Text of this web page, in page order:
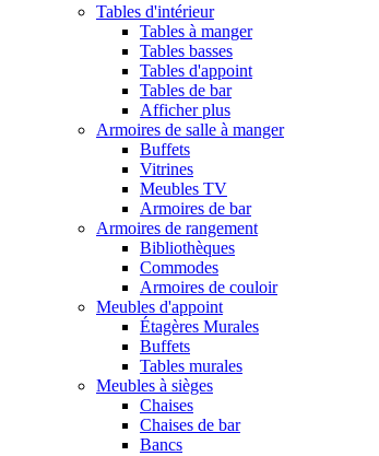
Tables d'intérieur
Tables à manger
Tables basses
Tables d'appoint
Tables de bar
Afficher plus
Armoires de salle à manger
Buffets
Vitrines
Meubles TV
Armoires de bar
Armoires de rangement
Bibliothèques
Commodes
Armoires de couloir
Meubles d'appoint
Étagères Murales
Buffets
Tables murales
Meubles à sièges
Chaises
Chaises de bar
Bancs